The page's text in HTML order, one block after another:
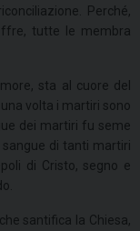
Perché,
tutte le membra
sta al cuore del
volta i martiri sono
dei martiri fu seme
sangue di tanti martiri
di Cristo, segno e
santifica la Chiesa,